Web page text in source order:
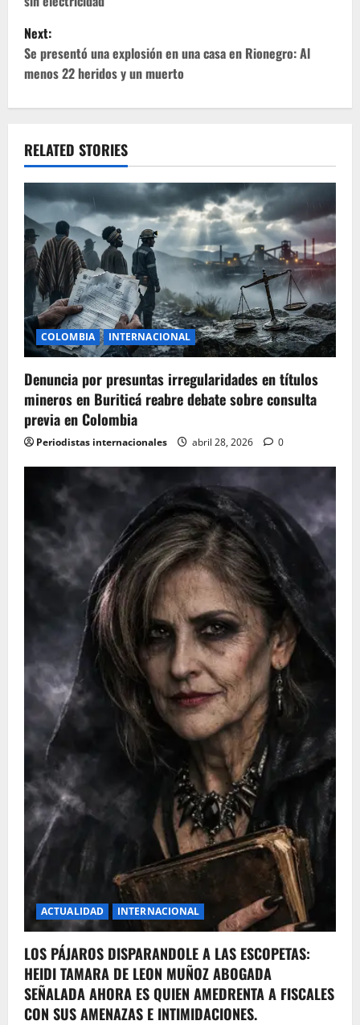
s
t
n
v
i
g
a
t
i
o
n
Next:
Se presentó una explosión en una casa en Rionegro: Al
menos 22 heridos y un muerto
RELATED STORIES
COLOMBIA INTERNACIONAL
Denuncia por presuntas irregularidades en títulos
mineros en Buriticá reabre debate sobre consulta
previa en Colombia
Periodistas internacionales abril 28, 2026 0
ACTUALIDAD INTERNACIONAL
LOS PÁJAROS DISPARANDOLE A LAS ESCOPETAS:
HEIDI TAMARA DE LEON MUÑOZ ABOGADA
SEÑALADA AHORA ES QUIEN AMEDRENTA A FISCALES
CON SUS AMENAZAS E INTIMIDACIONES.